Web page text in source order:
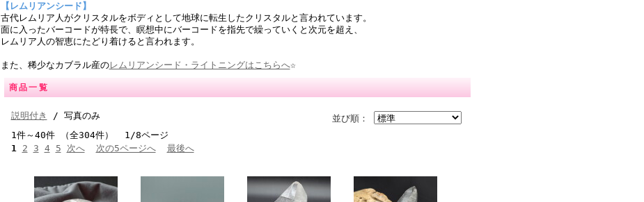
【レムリアンシード】
古代レムリア人がクリスタルをボディとして地球に転生したクリスタルと言われています。
面に入ったバーコードが特長で、瞑想中にバーコードを指先で繰っていくと次元を超え、
レムリア人の智恵にたどり着けると言われます。
また、稀少なカブラル産のレムリアンシード・ライトニングはこちらへ☆
商品一覧
並び順：
説明付き
/ 写真のみ
1件～40件 （全304件） 1/8ページ
1
2 3 4 5 次へ 次の5ページへ 最後へ